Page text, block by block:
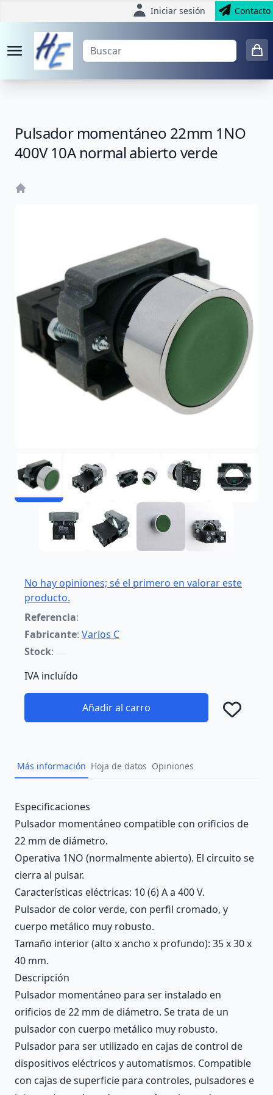
Iniciar sesión Contacto
Pulsador momentáneo 22mm 1NO
400V 10A normal abierto verde
No hay opiniones; sé el primero en valorar este
producto.
Referencia:
Fabricante: Varios C
Stock:
IVA incluído
Añadir al carro
Más información Hoja de datos Opiniones
Description
Especificaciones
Pulsador momentáneo compatible con orificios de
22 mm de diámetro.
Operativa 1NO (normalmente abierto). El circuito se
cierra al pulsar.
Características eléctricas: 10 (6) A a 400 V.
Pulsador de color verde, con perfil cromado, y
cuerpo metálico muy robusto.
Tamaño interior (alto x ancho x profundo): 35 x 30 x
40 mm.
Descripción
Pulsador momentáneo para ser instalado en
orificios de 22 mm de diámetro. Se trata de un
pulsador con cuerpo metálico muy robusto.
Pulsador para ser utilizado en cajas de control de
dispositivos eléctricos y automatismos. Compatible
con cajas de superficie para controles, pulsadores e